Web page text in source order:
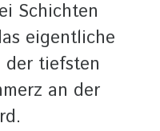
Schichten
eigentliche
der tiefsten
an der